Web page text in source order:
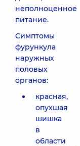
неполноценное
питание.
Симптомы
фурункула
наружных
половых
органов:
красная,
опухшая
шишка
в
области